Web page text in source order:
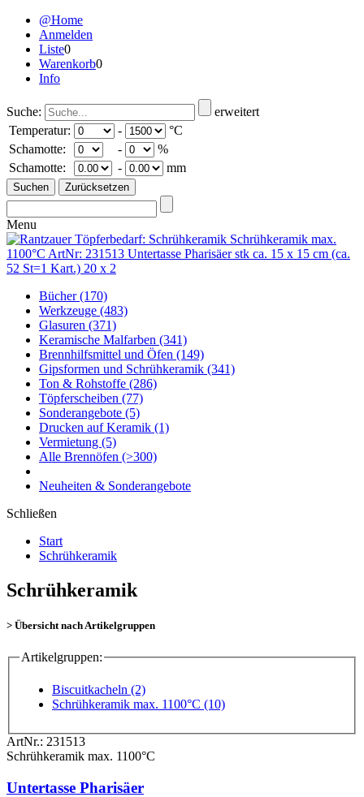
@Home
Anmelden
Liste0
Warenkorb0
Info
Suche:
erweitert
Temperatur:
-
°C
Schamotte:
-
%
Schamotte:
- mm
Menu
Bücher(170)
Werkzeuge (483)
Glasuren (371)
Keramische Malfarben (341)
Brennhilfsmittel und Öfen (149)
Gipsformen und Schrühkeramik (341)
Ton & Rohstoffe (286)
Töpferscheiben (77)
Sonderangebote (5)
Drucken auf Keramik (1)
Vermietung (5)
Alle Brennöfen (>300)
Neuheiten & Sonderangebote
Schließen
Start
Schrühkeramik
Schrühkeramik
> Übersicht nach Artikelgruppen
Artikelgruppen:
Biscuitkacheln (2)
Schrühkeramik max. 1100°C (10)
ArtNr.: 231513
Schrühkeramik max. 1100°C
Untertasse Pharisäer